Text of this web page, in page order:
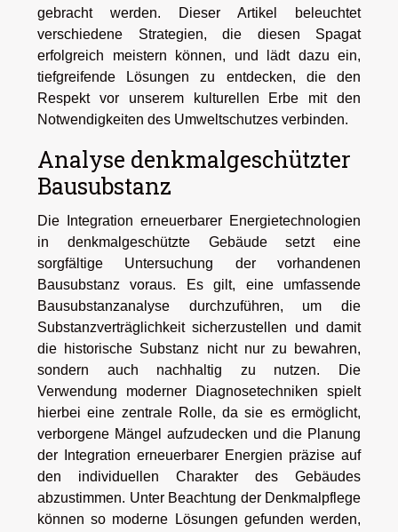
gebracht werden. Dieser Artikel beleuchtet
verschiedene Strategien, die diesen Spagat
erfolgreich meistern können, und lädt dazu ein,
tiefgreifende Lösungen zu entdecken, die den
Respekt vor unserem kulturellen Erbe mit den
Notwendigkeiten des Umweltschutzes verbinden.
Analyse denkmalgeschützter
Bausubstanz
Die Integration erneuerbarer Energietechnologien
in denkmalgeschützte Gebäude setzt eine
sorgfältige Untersuchung der vorhandenen
Bausubstanz voraus. Es gilt, eine umfassende
Bausubstanzanalyse durchzuführen, um die
Substanzverträglichkeit sicherzustellen und damit
die historische Substanz nicht nur zu bewahren,
sondern auch nachhaltig zu nutzen. Die
Verwendung moderner Diagnosetechniken spielt
hierbei eine zentrale Rolle, da sie es ermöglicht,
verborgene Mängel aufzudecken und die Planung
der Integration erneuerbarer Energien präzise auf
den individuellen Charakter des Gebäudes
abzustimmen. Unter Beachtung der Denkmalpflege
können so moderne Lösungen gefunden werden,